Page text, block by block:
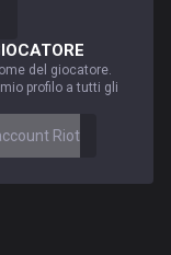
del giocatore.
profilo a tutti gli
Riot